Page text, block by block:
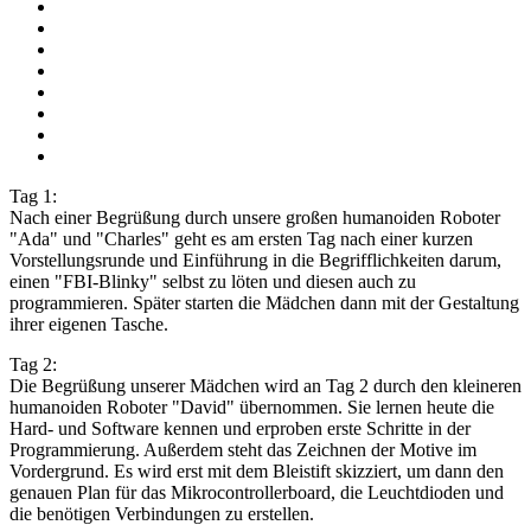
Tag 1:
Nach einer Begrüßung durch unsere großen humanoiden Roboter
"Ada" und "Charles" geht es am ersten Tag nach einer kurzen
Vorstellungsrunde und Einführung in die Begrifflichkeiten darum,
einen "FBI-Blinky" selbst zu löten und diesen auch zu
programmieren. Später starten die Mädchen dann mit der Gestaltung
ihrer eigenen Tasche.
Tag 2:
Die Begrüßung unserer Mädchen wird an Tag 2 durch den kleineren
humanoiden Roboter "David" übernommen. Sie lernen heute die
Hard- und Software kennen und erproben erste Schritte in der
Programmierung. Außerdem steht das Zeichnen der Motive im
Vordergrund. Es wird erst mit dem Bleistift skizziert, um dann den
genauen Plan für das Mikrocontrollerboard, die Leuchtdioden und
die benötigen Verbindungen zu erstellen.